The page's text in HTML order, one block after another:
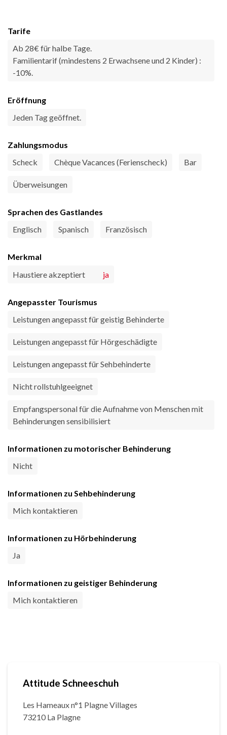
Tarife
Ab 28€ für halbe Tage.
Familientarif (mindestens 2 Erwachsene und 2 Kinder) :
-10%.
Eröffnung
Jeden Tag geöffnet.
Zahlungsmodus
Scheck
Chèque Vacances (Ferienscheck) Bar
Überweisungen
Sprachen des Gastlandes
Englisch
Spanisch Französisch
Merkmal
Haustiere akzeptiert
ja
Angepasster Tourismus
Leistungen angepasst für geistig Behinderte
Leistungen angepasst für Hörgeschädigte
Leistungen angepasst für Sehbehinderte
Nicht rollstuhlgeeignet
Empfangspersonal für die Aufnahme von Menschen mit
Behinderungen sensibilisiert
Informationen zu motorischer Behinderung
Nicht
Informationen zu Sehbehinderung
Mich kontaktieren
Informationen zu Hörbehinderung
Ja
Informationen zu geistiger Behinderung
Mich kontaktieren
Attitude Schneeschuh
Les Hameaux n°1 Plagne Villages
73210 La Plagne